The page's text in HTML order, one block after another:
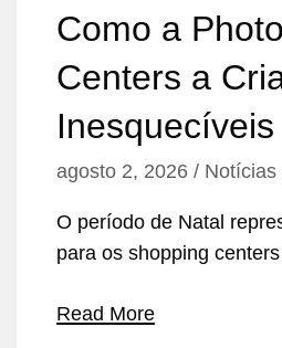
Como a
Centers a
Inesquecíveis
agosto 2, 2026 Notícias
O período de Natal
para os shopping
Read More